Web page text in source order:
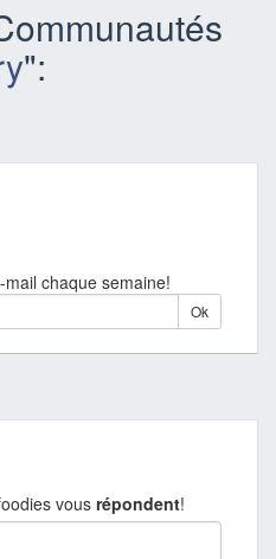
":
chaque semaine!
vous répondent!